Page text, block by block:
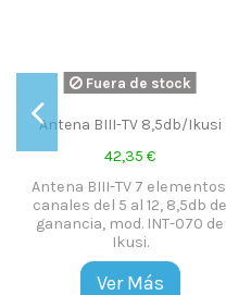
Fuera de stock
Antena BIII-TV 8,5db/Ikusi
Antena BIII-TV 7 elementos,
canales del 5 al 12, 8,5db de
ganancia, mod. INT-070 de
Ikusi.
Ver Más